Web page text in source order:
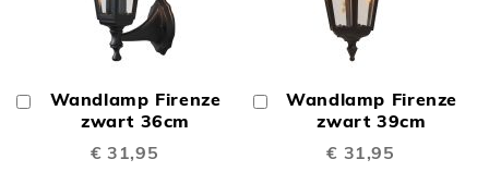
Wandlamp Firenze
zwart 36cm
€ 31,95
Winkelwagen
Wandlamp Firenze
zwart 39cm
€ 31,95
Winkelwagen